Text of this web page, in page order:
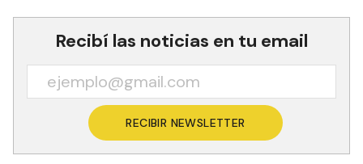
Recibí las noticias en tu email
RECIBIR NEWSLETTER